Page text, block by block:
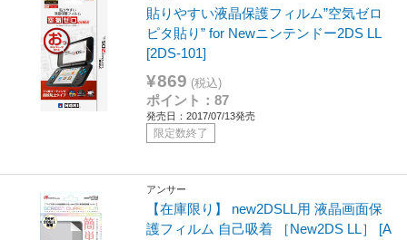
貼りやすい液晶保護フィルム”空気ゼロ
ピタ貼り” for Newニンテンドー2DS LL
[2DS-101]
¥869 (税込)
ポイント：87
発売日：2017/07/13発売
限定数終了
アンサー
【在庫限り】 new2DSLL用 液晶画面保
護フィルム 自己吸着 ［New2DS LL］ [A